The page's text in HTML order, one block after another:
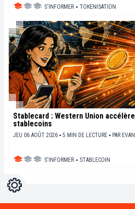
S'INFORMER ▪ TOKENISATION
Stablecard : Western Union
stablecoins
JEU 06 AOÛT 2026 ▪ 5 MIN DE LECTURE ▪ PAR
S'INFORMER ▪ STABLECOIN
Réglages